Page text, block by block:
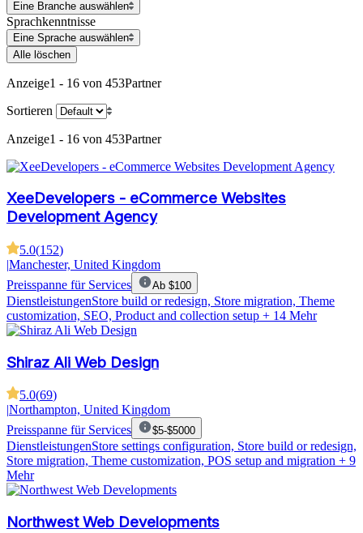
Eine Branche auswählen
Sprachkenntnisse
Eine Sprache auswählen
Alle löschen
Anzeige1 - 16 von 453Partner
Sortieren
Anzeige1 - 16 von 453Partner
XeeDevelopers - eCommerce Websites
Development Agency
5.0(152)
|Manchester, United Kingdom
Preisspanne für Services
Ab $100
DienstleistungenStore build or redesign, Store migration, Theme
customization, SEO, Product and collection setup + 14 Mehr
Shiraz Ali Web Design
5.0(69)
Northampton, United Kingdom
Preisspanne für Services
$5-$5000
DienstleistungenStore settings configuration, Store build or redesign,
Store migration, Theme customization, POS setup and migration + 9
Mehr
Northwest Web Developments